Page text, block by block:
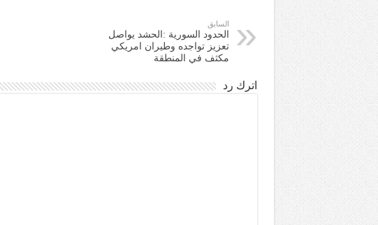
السابق
الحدود السورية :الحشد يواصل
تعزيز تواجده وطيران امريكي
مكثف في المنطقة
اترك رد